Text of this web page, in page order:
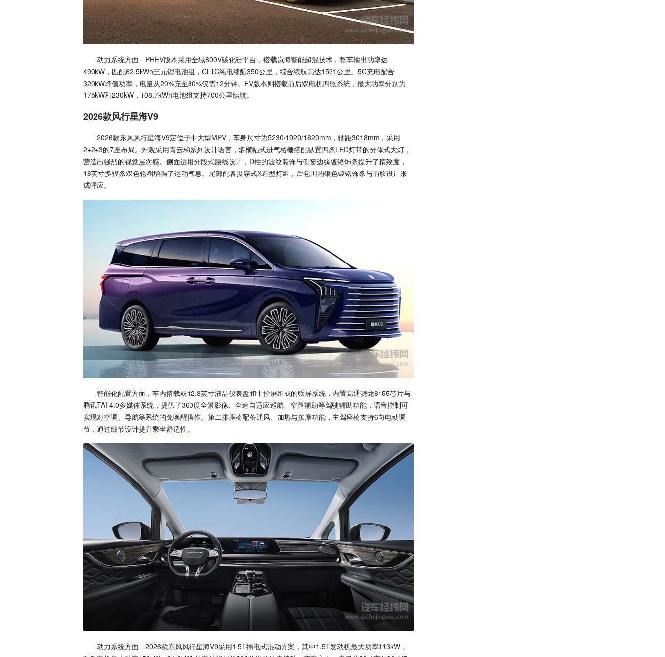
动力系统方面，PHEV版本采用全域800V碳化硅平台，搭载岚海智能超混技术，整车输出功率达
490kW，匹配62.5kWh三元锂电池组，CLTC纯电续航350公里，综合续航高达1531公里。5C充电配合
320kW峰值功率，电量从20%充至80%仅需12分钟。EV版本则搭载前后双电机四驱系统，最大功率分别为
175kW和230kW，108.7kWh电池组支持700公里续航。
2026款风行星海V9
2026款东风风行星海V9定位于中大型MPV，车身尺寸为5230/1920/1820mm，轴距3018mm，采用
2+2+3的7座布局。外观采用青云梯系列设计语言，多横幅式进气格栅搭配纵置四条LED灯带的分体式大灯，
营造出强烈的视觉层次感。侧面运用分段式腰线设计，D柱的波纹装饰与侧窗边缘镀铬饰条提升了精致度，
18英寸多辐条双色轮圈增强了运动气息。尾部配备贯穿式X造型灯组，后包围的银色镀铬饰条与前脸设计形
成呼应。
智能化配置方面，车内搭载双12.3英寸液晶仪表盘和中控屏组成的联屏系统，内置高通骁龙8155芯片与
腾讯TAI 4.0多媒体系统，提供了360度全景影像、全速自适应巡航、窄路辅助等驾驶辅助功能，语音控制可
实现对空调、导航等系统的免唤醒操作。第二排座椅配备通风、加热与按摩功能，主驾座椅支持6向电动调
节，通过细节设计提升乘坐舒适性。
动力系统方面，2026款东风风行星海V9采用1.5T插电式混动方案，其中1.5T发动机最大功率113kW，